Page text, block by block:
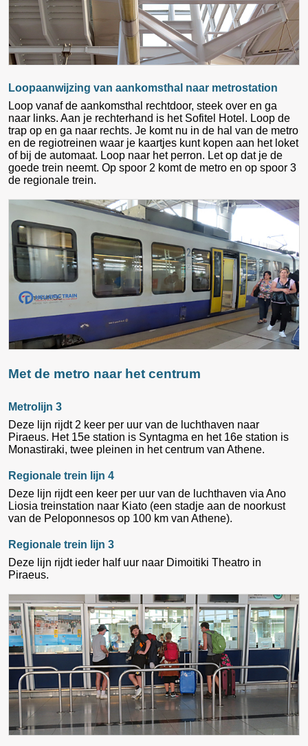
Loopaanwijzing van aankomsthal naar metrostation
Loop vanaf de aankomsthal rechtdoor, steek over en ga
naar links. Aan je rechterhand is het Sofitel Hotel. Loop de
trap op en ga naar rechts. Je komt nu in de hal van de metro
en de regiotreinen waar je kaartjes kunt kopen aan het loket
of bij de automaat. Loop naar het perron. Let op dat je de
goede trein neemt. Op spoor 2 komt de metro en op spoor 3
de regionale trein.
Met de metro naar het centrum
Metrolijn 3
Deze lijn rijdt 2 keer per uur van de luchthaven naar
Piraeus. Het 15e station is Syntagma en het 16e station is
Monastiraki, twee pleinen in het centrum van Athene.
Regionale trein lijn 4
Deze lijn rijdt een keer per uur van de luchthaven via Ano
Liosia treinstation naar Kiato (een stadje aan de noorkust
van de Peloponnesos op 100 km van Athene).
Regionale trein lijn 3
Deze lijn rijdt ieder half uur naar Dimoitiki Theatro in
Piraeus.